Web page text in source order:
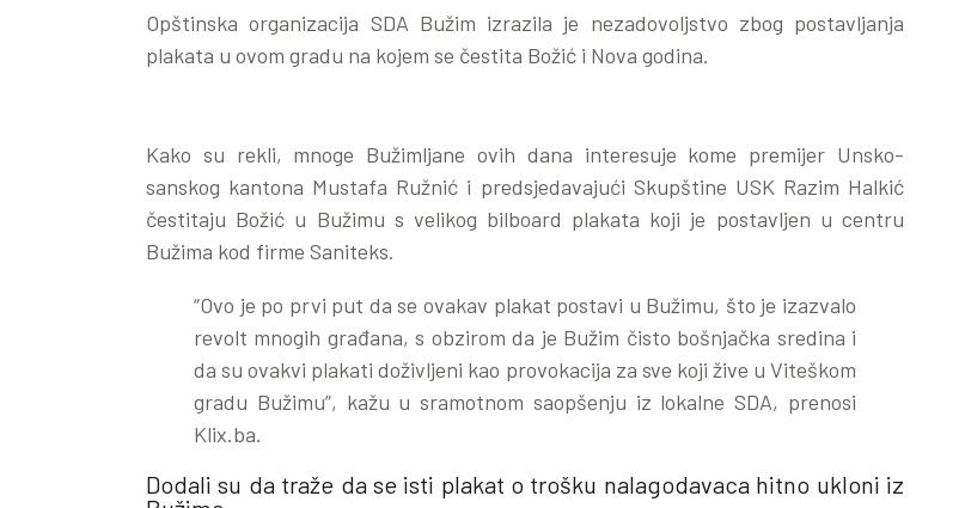
Opštinska organizacija SDA Bužim izrazila je nezadovoljstvo zbog postavljanja
plakata u ovom gradu na kojem se čestita Božić i Nova godina.
Kako su rekli, mnoge Bužimljane ovih dana interesuje kome premijer Unsko-
sanskog kantona Mustafa Ružnić i predsjedavajući Skupštine USK Razim Halkić
čestitaju Božić u Bužimu s velikog bilboard plakata koji je postavljen u centru
Bužima kod firme Saniteks.
“Ovo je po prvi put da se ovakav plakat postavi u Bužimu, što je izazvalo
revolt mnogih građana, s obzirom da je Bužim čisto bošnjačka sredina i
da su ovakvi plakati doživljeni kao provokacija za sve koji žive u Viteškom
gradu Bužimu”, kažu u sramotnom saopšenju iz lokalne SDA, prenosi
Klix.ba.
Dodali su da traže da se isti plakat o trošku nalagodavaca hitno ukloni iz